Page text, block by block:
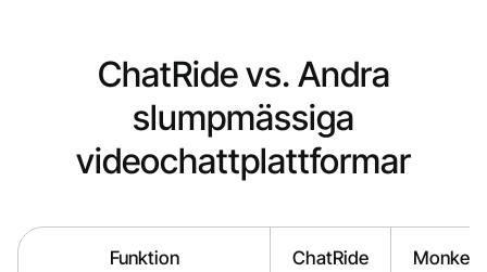
ChatRide vs. Andra
slumpmässiga
videochattplattformar
Funktion ChatRide Monkey